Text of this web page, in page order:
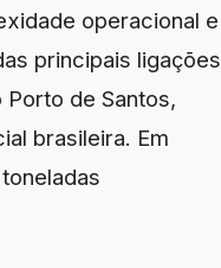
operacional e
principais ligações
de Santos,
brasileira. Em